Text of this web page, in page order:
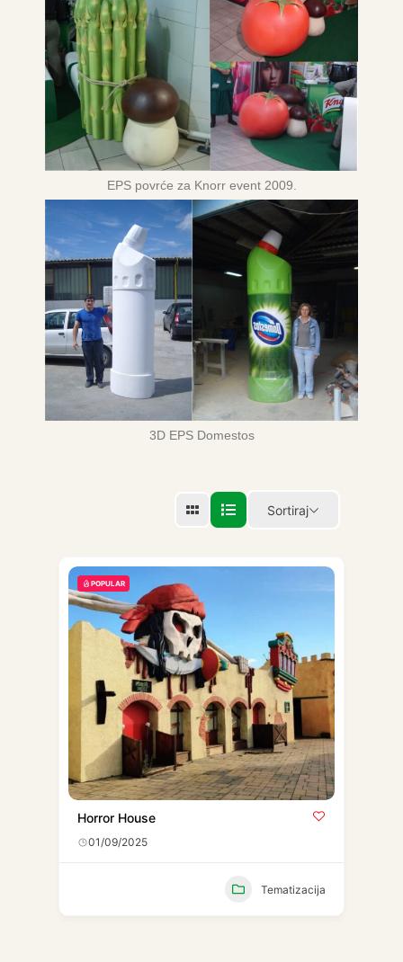
EPS povrće za Knorr event 2009.
3D EPS Domestos
Sortiraj
POPULAR
Horror House
01/09/2025
Tematizacija